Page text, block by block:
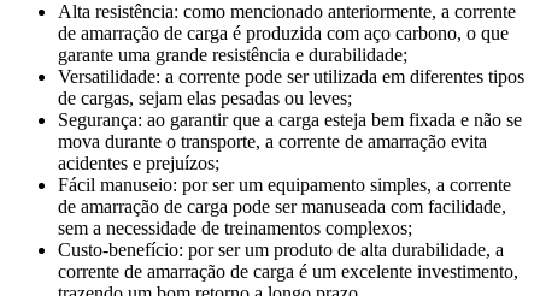
Alta resistência: como mencionado anteriormente, a corrente
de amarração de carga é produzida com aço carbono, o que
garante uma grande resistência e durabilidade;
Versatilidade: a corrente pode ser utilizada em diferentes tipos
de cargas, sejam elas pesadas ou leves;
Segurança: ao garantir que a carga esteja bem fixada e não se
mova durante o transporte, a corrente de amarração evita
acidentes e prejuízos;
Fácil manuseio: por ser um equipamento simples, a corrente
de amarração de carga pode ser manuseada com facilidade,
sem a necessidade de treinamentos complexos;
Custo-benefício: por ser um produto de alta durabilidade, a
corrente de amarração de carga é um excelente investimento,